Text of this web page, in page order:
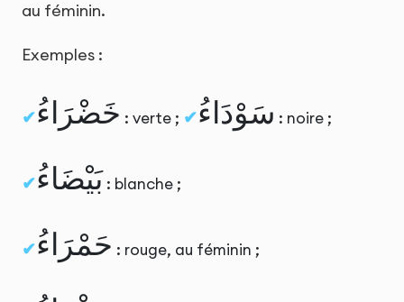
au féminin.
Exemples :
خَضْرَاءُ : verte ; سَوْدَاءُ : noire ;
بَيْضَاءُ : blanche ;
حَمْرَاءُ : rouge, au féminin ;